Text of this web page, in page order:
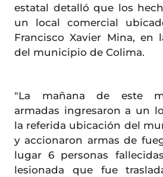
estatal detalló que los
un local comercial
Francisco Xavier Mina, en
del municipio de Colima.
"La mañana de este
armadas ingresaron a un
la referida ubicación del
y accionaron armas de
lugar 6 personas
lesionada que fue